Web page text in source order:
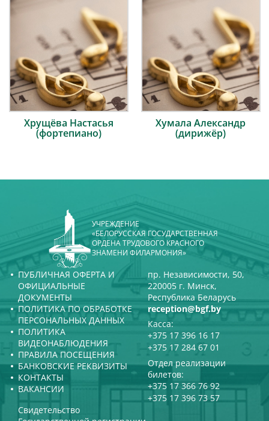
Хрущёва Настасья
(фортепиано)
Хумала Александр
(дирижёр)
УЧРЕЖДЕНИЕ
«БЕЛОРУССКАЯ ГОСУДАРСТВЕННАЯ
ОРДЕНА ТРУДОВОГО КРАСНОГО
ЗНАМЕНИ ФИЛАРМОНИЯ»
ПУБЛИЧНАЯ ОФЕРТА И
ОФИЦИАЛЬНЫЕ
ДОКУМЕНТЫ
ПОЛИТИКА ПО ОБРАБОТКЕ
ПЕРСОНАЛЬНЫХ ДАННЫХ
ПОЛИТИКА
ВИДЕОНАБЛЮДЕНИЯ
ПРАВИЛА ПОСЕЩЕНИЯ
БАНКОВСКИЕ РЕКВИЗИТЫ
КОНТАКТЫ
ВАКАНСИИ
пр. Независимости, 50,
220005 г. Минск,
Республика Беларусь
reception@bgf.by
Касса:
+375 17 396 16 17
+375 17 284 67 01
Отдел реализации
билетов:
+375 17 366 76 92
+375 17 396 73 57
Свидетельство